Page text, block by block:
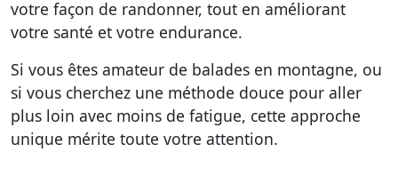
votre façon de randonner, tout en améliorant
votre santé et votre endurance.
Si vous êtes amateur de balades en montagne, ou
si vous cherchez une méthode douce pour aller
plus loin avec moins de fatigue, cette approche
unique mérite toute votre attention.